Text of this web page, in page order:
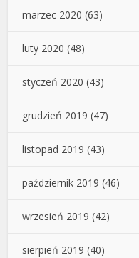
marzec 2020 (63)
luty 2020 (48)
styczeń 2020 (43)
grudzień 2019 (47)
listopad 2019 (43)
październik 2019 (46)
wrzesień 2019 (42)
sierpień 2019 (40)